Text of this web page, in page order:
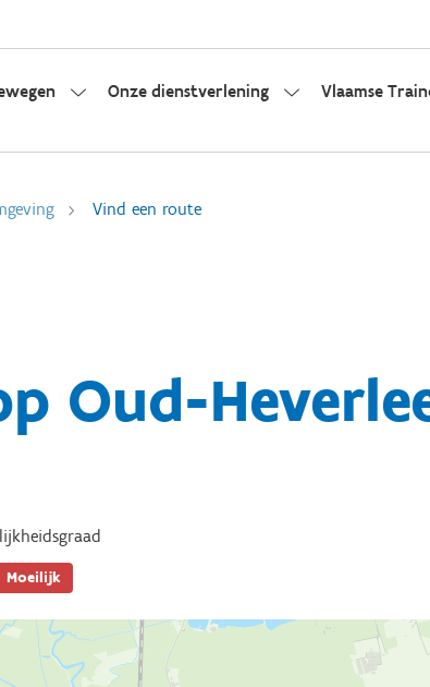
Onze dienstverlening Vlaamse
Vind een route
Oud-
Moeilijk